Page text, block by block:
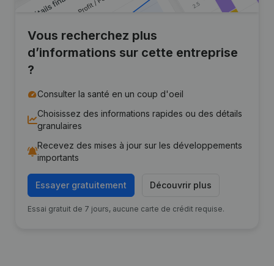
Vous recherchez plus
d’informations sur cette entreprise
?
Consulter la santé en un coup d'oeil
Choisissez des informations rapides ou des détails
granulaires
Recevez des mises à jour sur les développements
importants
Essayer gratuitement Découvrir plus
Essai gratuit de 7 jours, aucune carte de crédit requise.